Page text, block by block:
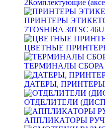
2Комплектующие
ПРИНТЕРЫ
7TOSHIBA 30TSC 46
ЦВЕТНЫЕ
ТЕРМИНАЛЫ
ДАТЕРЫ,
ОТДЕЛИТЕЛИ
АППЛИКАТОРЫ